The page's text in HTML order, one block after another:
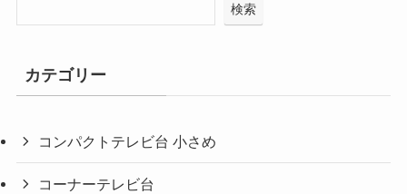
検索
カテゴリー
コンパクトテレビ台 小さめ
コーナーテレビ台